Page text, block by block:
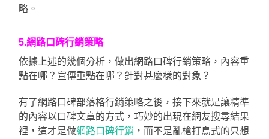
略。
5.網路口碑行銷策略
依據上述的幾個分析，做出網路口碑行銷策略，內容重
點在哪？宣傳重點在哪？針對甚麼樣的對象？
有了網路口碑部落格行銷策略之後，接下來就是讓精準
的內容以口碑文章的方式，巧妙的出現在網友搜尋結果
裡，這才是做網路口碑行銷 ，而不是亂槍打鳥式的只想